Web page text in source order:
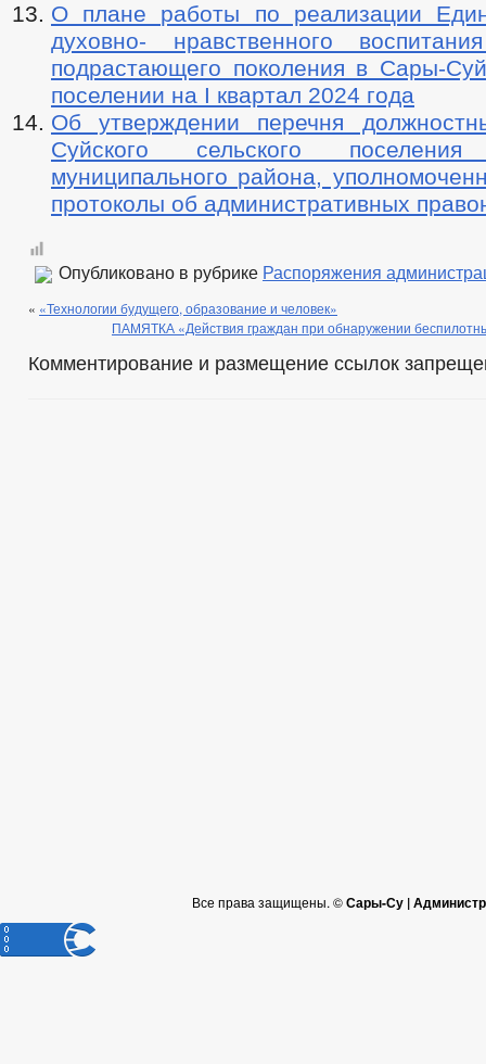
О плане работы по реализации
духовно- нравственного
подрастающего поколения в Сары-
поселении на I квартал 2024 года
Об утверждении перечня
Суйского сельского поселения
муниципального района,
протоколы об административных
Опубликовано в рубрике Распоряжения
« «Технологии будущего, образование и человек»
ПАМЯТКА «Действия граждан при обнаружении
Комментирование и размещение ссылок
Все права защищены. ©Сары-Су |